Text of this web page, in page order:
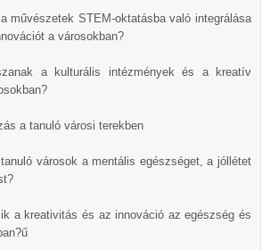
művészetek STEM-oktatásba való integrálása
a városokban?
a kulturális intézmények és a kreatív
a tanuló városi terekben
városok a mentális egészséget, a jóllétet
a kreativitás és az innováció az egészség és